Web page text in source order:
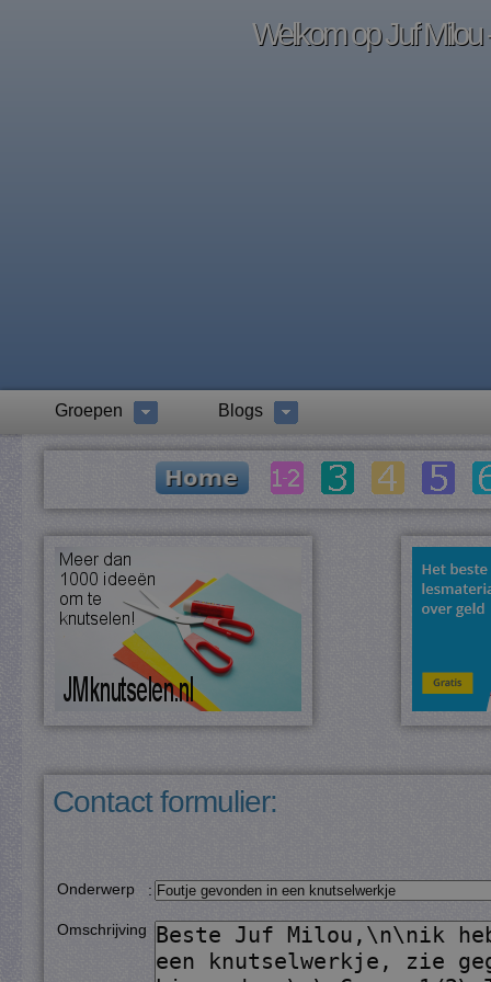
Welkom op Juf Milou
Groepen Blogs
Contact formulier:
Onderwerp :
Omschrijving